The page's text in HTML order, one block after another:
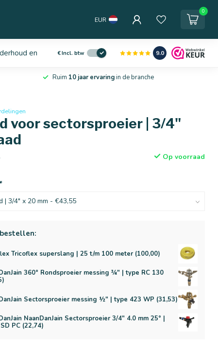
EUR
0
en service
€Incl. btw 9.0
Ruim 10 jaar ervaringin de branche
voor sectorsproeier | 3/4"
Op voorraad
Tricoflex superslang | 25 t/m 100 meter (100,00)
360° Rondsproeier messing ¾" | type RC 130
Sectorsproeier messing ½" | type 423 WP (31,53)
NaanDanJain Sectorsproeier 3/4" 4.0 mm 25° |
PC (22,74)